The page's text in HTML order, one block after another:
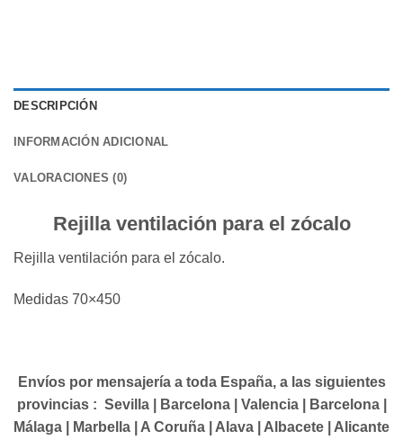
DESCRIPCIÓN
INFORMACIÓN ADICIONAL
VALORACIONES (0)
Rejilla ventilación para el zócalo
Rejilla ventilación para el zócalo.
Medidas 70×450
Envíos por mensajería a toda España, a las siguientes
provincias : Sevilla | Barcelona | Valencia | Barcelona |
Málaga | Marbella | A Coruña | Alava | Albacete | Alicante